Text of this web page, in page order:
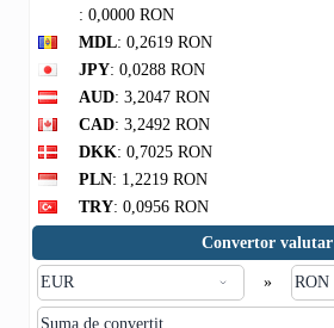
: 0,0000 RON
MDL: 0,2619 RON
JPY: 0,0288 RON
AUD: 3,2047 RON
CAD: 3,2492 RON
DKK: 0,7025 RON
PLN: 1,2219 RON
TRY: 0,0956 RON
Convertor valutar
»